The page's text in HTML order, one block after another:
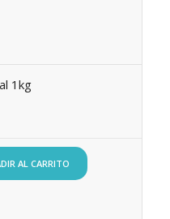
1kg
AL CARRITO